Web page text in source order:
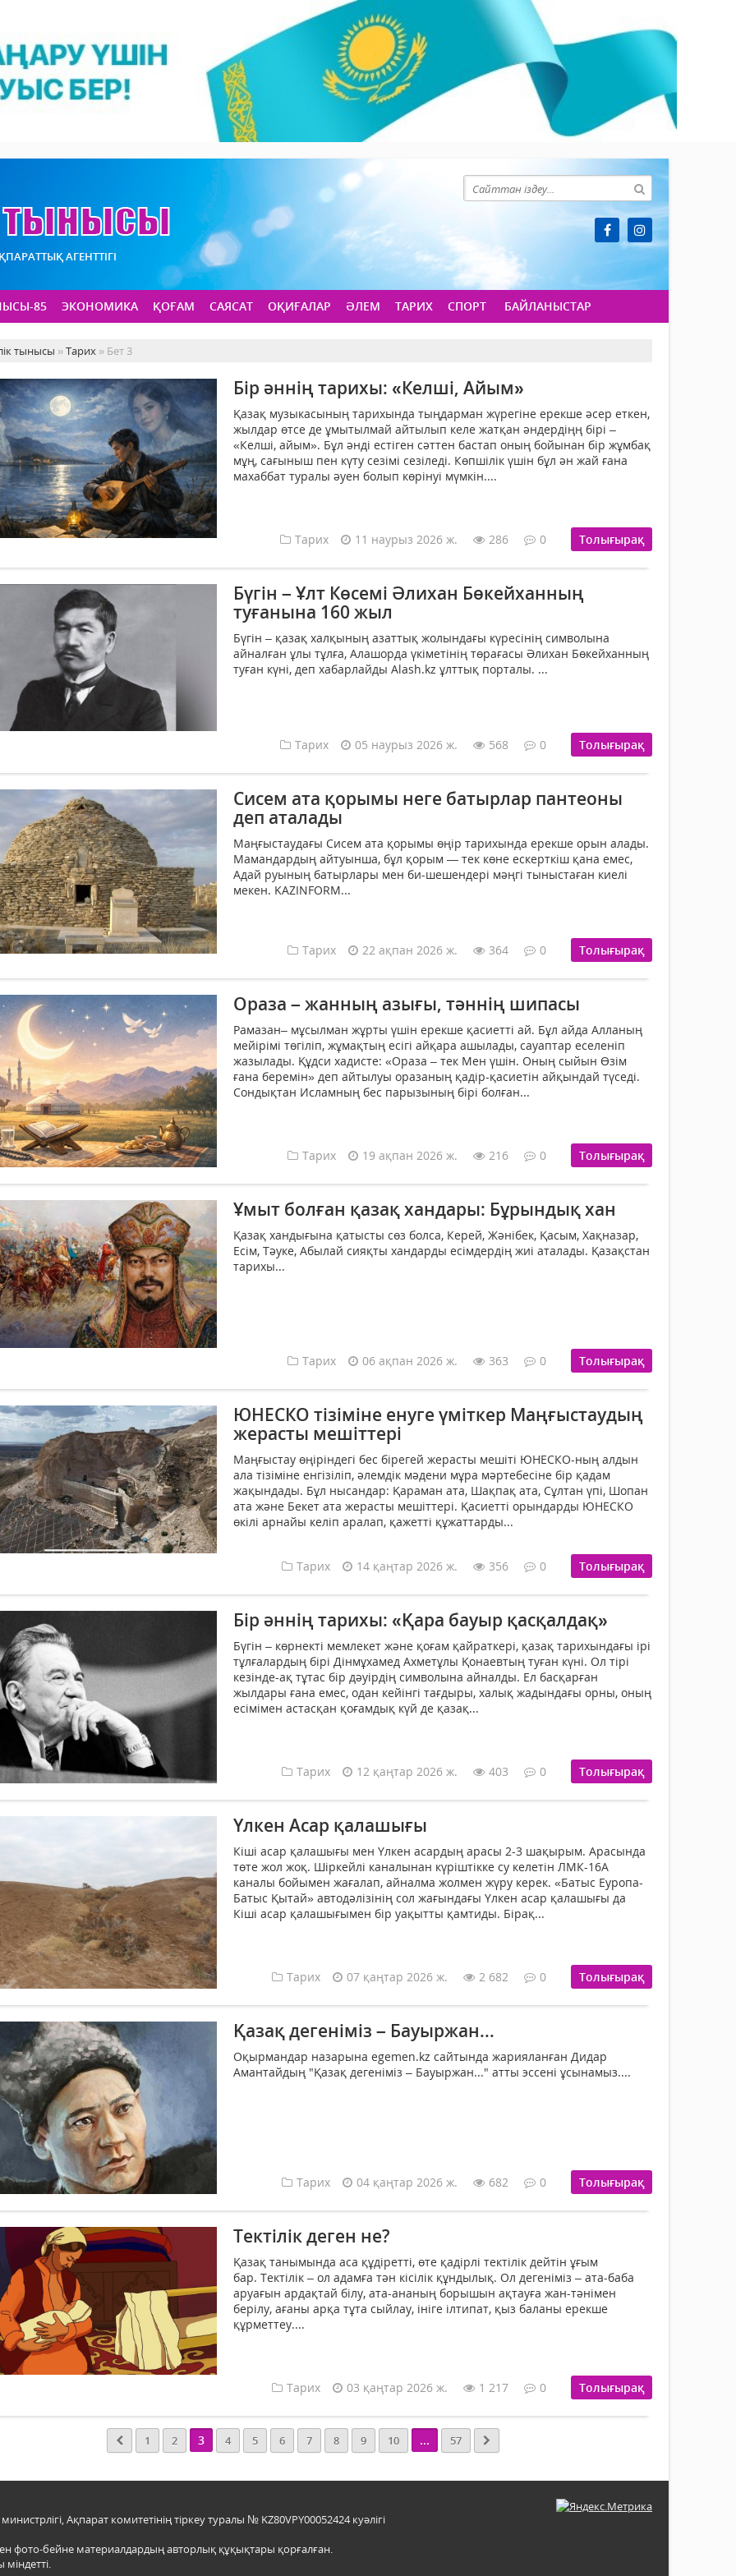
АГЕНТТІГІ
85 ЭКОНОМИКА ҚОҒАМ САЯСАТ ОҚИҒАЛАР ӘЛЕМ ТАРИХ СПОРТ БАЙЛАНЫСТАР
тынысы »Тарих » Бет 3
Бір әннің тарихы: «Келші, Айым»
Қазақ музыкасының тарихында тыңдарман жүрегіне ерекше әсер еткен,
жылдар өтсе де ұмытылмай айтылып келе жатқан әндердіңң бірі –
«Келші, айым». Бұл әнді естіген сәттен бастап оның бойынан бір жұмбақ
мұң, сағыныш пен күту сезімі сезіледі. Көпшілік үшін бұл ән жай ғана
махаббат туралы әуен болып көрінуі мүмкін....
Тарих 11 наурыз 2026 ж. 286 0 Толығырақ
Бүгін – Ұлт Көсемі Әлихан Бөкейханның
туғанына 160 жыл
Бүгін – қазақ халқының азаттық жолындағы күресінің символына
айналған ұлы тұлға, Алашорда үкіметінің төрағасы Әлихан Бөкейханның
туған күні, деп хабарлайды Alash.kz ұлттық порталы. ...
Тарих 05 наурыз 2026 ж. 568 0 Толығырақ
Сисем ата қорымы неге батырлар пантеоны
деп аталады
Маңғыстаудағы Сисем ата қорымы өңір тарихында ерекше орын алады.
Мамандардың айтуынша, бұл қорым — тек көне ескерткіш қана емес,
Адай руының батырлары мен би-шешендері мәңгі тыныстаған киелі
мекен. KAZINFORM...
Тарих 22 ақпан 2026 ж. 364 0 Толығырақ
Ораза – жанның азығы, тәннің шипасы
Рамазан– мұсылман жұрты үшін ерекше қасиетті ай. Бұл айда Алланың
мейірімі төгіліп, жұмақтың есігі айқара ашылады, сауаптар еселеніп
жазылады. Құдси хадисте: «Ораза – тек Мен үшін. Оның сыйын Өзім
ғана беремін» деп айтылуы оразаның қадір-қасиетін айқындай түседі.
Сондықтан Исламның бес парызының бірі болған...
Тарих 19 ақпан 2026 ж. 216 0 Толығырақ
Ұмыт болған қазақ хандары: Бұрындық хан
Қазақ хандығына қатысты сөз болса, Керей, Жәнібек, Қасым, Хақназар,
Есім, Тәуке, Абылай сияқты хандарды есімдердің жиі аталады. Қазақстан
тарихы...
Тарих 06 ақпан 2026 ж. 363 0 Толығырақ
ЮНЕСКО тізіміне енуге үміткер Маңғыстаудың
жерасты мешіттері
Маңғыстау өңіріндегі бес бірегей жерасты мешіті ЮНЕСКО-ның алдын
ала тізіміне енгізіліп, әлемдік мәдени мұра мәртебесіне бір қадам
жақындады. Бұл нысандар: Қараман ата, Шақпақ ата, Сұлтан үпі, Шопан
ата және Бекет ата жерасты мешіттері. Қасиетті орындарды ЮНЕСКО
өкілі арнайы келіп аралап, қажетті құжаттарды...
Тарих 14 қаңтар 2026 ж. 356 0 Толығырақ
Бір әннің тарихы: «Қара бауыр қасқалдақ»
Бүгін – көрнекті мемлекет және қоғам қайраткері, қазақ тарихындағы ірі
тұлғалардың бірі Дінмұхамед Ахметұлы Қонаевтың туған күні. Ол тірі
кезінде-ақ тұтас бір дәуірдің символына айналды. Ел басқарған
жылдары ғана емес, одан кейінгі тағдыры, халық жадындағы орны, оның
есімімен астасқан қоғамдық күй де қазақ...
Тарих 12 қаңтар 2026 ж. 403 0 Толығырақ
Үлкен Асар қалашығы
Кіші асар қалашығы мен Үлкен асардың арасы 2-3 шақырым. Арасында
төте жол жоқ. Шіркейлі каналынан күріштікке су келетін ЛМК-16А
каналы бойымен жағалап, айналма жолмен жүру керек. «Батыс Еуропа-
Батыс Қытай» автодәлізінің сол жағындағы Үлкен асар қалашығы да
Кіші асар қалашығымен бір уақытты қамтиды. Бірақ...
Тарих 07 қаңтар 2026 ж. 2 682 0 Толығырақ
Қазақ дегеніміз – Бауыржан...
Оқырмандар назарына egemen.kz сайтында жарияланған Дидар
Амантайдың "Қазақ дегеніміз – Бауыржан..." атты эссені ұсынамыз....
Тарих 04 қаңтар 2026 ж. 682 0 Толығырақ
Тектілік деген не?
Қазақ танымында аса құдіретті, өте қадірлі тектілік дейтін ұғым
бар. Тектілік – ол адамға тән кісілік құндылық. Ол дегеніміз – ата-баба
аруағын ардақтай білу, ата-ананың борышын ақтауға жан-тәнімен
берілу, ағаны арқа тұта сыйлау, ініге ілтипат, қыз баланы ерекше
құрметтеу....
Тарих 03 қаңтар 2026 ж. 1 217 0 Толығырақ
1 2 3 4 5 6 7 8 9 10 ... 57
Ақпарат комитетінің тіркеу туралы № KZ80VPY00052424 куәлігі
фото-бейне материалдардың авторлық құқықтары қорғалған.